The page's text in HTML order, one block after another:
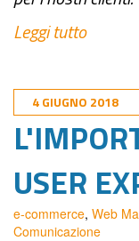
Leggi tutto
4 GIUGNO 2018
USER
e-commerce, Web
Comunicazione